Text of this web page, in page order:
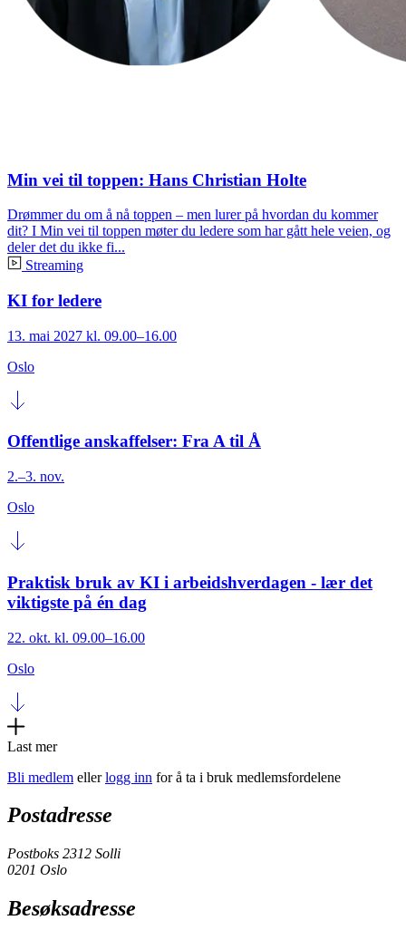
Min vei til toppen: Hans Christian Holte
Drømmer du om å nå toppen – men lurer på hvordan du kommer
dit? I Min vei til toppen møter du ledere som har gått hele veien, og
deler det du ikke fi...
Streaming
KI for ledere
13. mai 2027 kl. 09.00–16.00
Oslo
Offentlige anskaffelser: Fra A til Å
2.–3. nov.
Oslo
Praktisk bruk av KI i arbeidshverdagen - lær det
viktigste på én dag
22. okt. kl. 09.00–16.00
Oslo
Last mer
Bli medlem ellerlogg inn for å ta i bruk medlemsfordelene
Postadresse
Postboks 2312 Solli
0201 Oslo
Besøksadresse